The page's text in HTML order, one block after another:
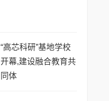
“高芯科研”基地学校
开幕,建设融合教育共
同体